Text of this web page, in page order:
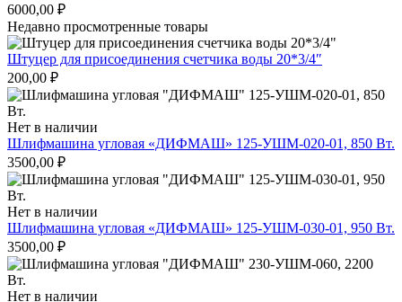
6000,00 ₽
Недавно просмотренные товары
Штуцер для присоединения счетчика воды 20*3/4″
200,00 ₽
Нет в наличии
Шлифмашина угловая «ДИФМАШ» 125-УШМ-020-01, 850 Вт.
3500,00 ₽
Нет в наличии
Шлифмашина угловая «ДИФМАШ» 125-УШМ-030-01, 950 Вт.
3500,00 ₽
Нет в наличии